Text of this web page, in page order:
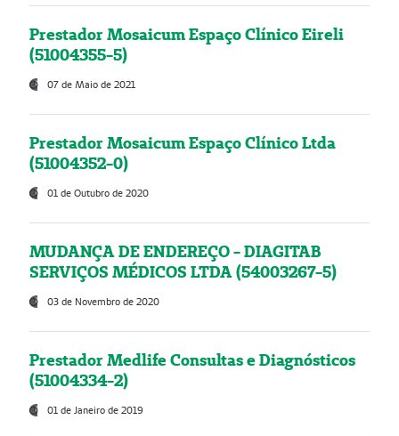
Prestador Mosaicum Espaço Clínico Eireli
(51004355-5)
07 de Maio de 2021
Prestador Mosaicum Espaço Clínico Ltda
(51004352-0)
01 de Outubro de 2020
MUDANÇA DE ENDEREÇO - DIAGITAB
SERVIÇOS MÉDICOS LTDA (54003267-5)
03 de Novembro de 2020
Prestador Medlife Consultas e Diagnósticos
(51004334-2)
01 de Janeiro de 2019